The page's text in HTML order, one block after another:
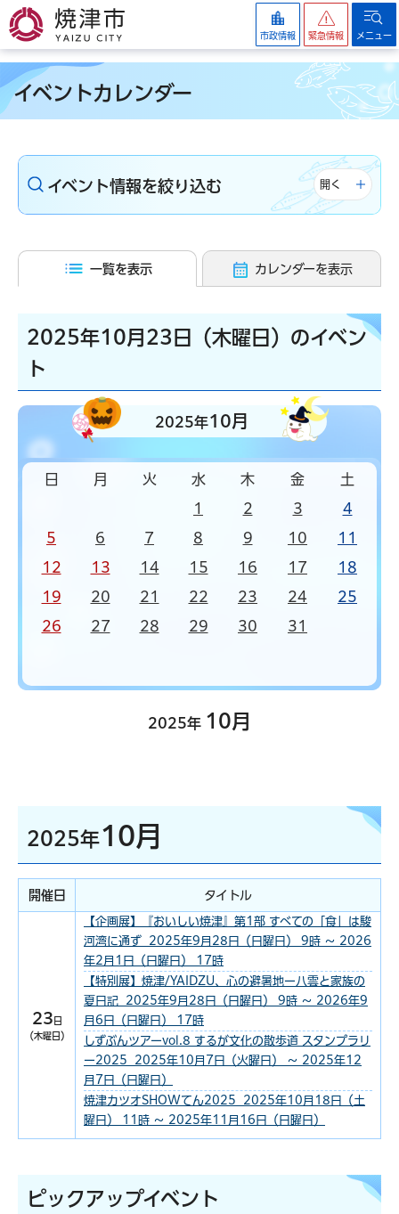
焼津市
市政情報 緊急情報 メニュー
イベントカレンダー
イベント情報を絞り込む 開く
一覧を表示 カレンダーを表示
2025年10月23日（木曜日）のイベン
ト
2025年10月
日 月 火 水 木 金 土
1 2 3 4
5 6 7 8 9 10 11
12 13 14 15 16 17 18
19 20 21 22 23 24 25
26 27 28 29 30 31
2025年 10月
2025年10月
開催日 タイトル
23 日
（木曜日）
【企画展】『おいしい焼津』第1部 すべての「食」は駿
河湾に通ず 2025年9月28日（日曜日） 9時 ～ 2026
年2月1日（日曜日） 17時
【特別展】焼津/YAIDZU、心の避暑地ー八雲と家族の
夏日記 2025年9月28日（日曜日） 9時 ～ 2026年9
月6日（日曜日） 17時
しずぶんツアーvol.8 するが文化の散歩道 スタンプラリ
ー2025 2025年10月7日（火曜日） ～ 2025年12
月7日（日曜日）
焼津カツオSHOWてん2025 2025年10月18日（土
曜日） 11時 ～ 2025年11月16日（日曜日）
ピックアップイベント